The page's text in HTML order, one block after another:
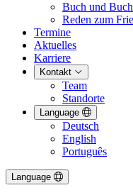
Buch und
Reden zum
Termine
Aktuelles
Karriere
Kontakt
Team
Standorte
Language
Deutsch
English
Português
Language